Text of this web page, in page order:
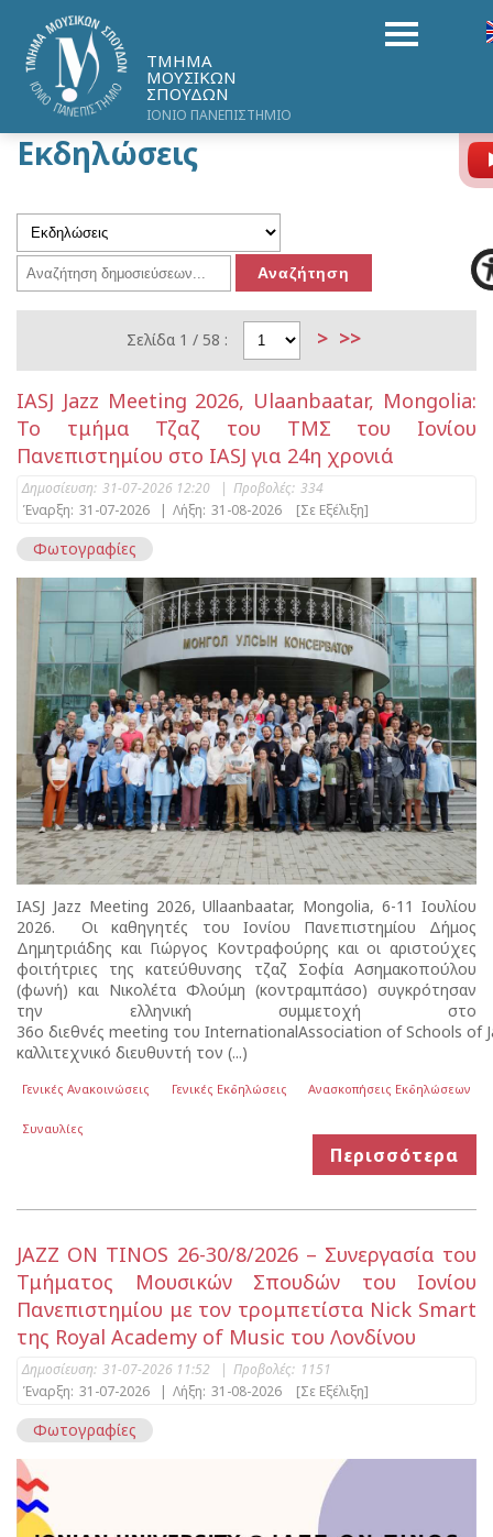
ΤΜΗΜΑ
ΜΟΥΣΙΚΩΝ
ΣΠΟΥΔΩΝ
ΙΟΝΙΟ ΠΑΝΕΠΙΣΤΗΜΙΟ
Εκδηλώσεις
Σελίδα 1 / 58 : > >>
IASJ Jazz Meeting 2026, Ulaanbaatar, Mongolia:
Το τμήμα Τζαζ του ΤΜΣ του Ιονίου
Πανεπιστημίου στο IASJ για 24η χρονιά
Δημοσίευση: 31-07-2026 12:20 | Προβολές: 334
Έναρξη: 31-07-2026 | Λήξη: 31-08-2026 [Σε Εξέλιξη]
Φωτογραφίες
IASJ Jazz Meeting 2026, Ullaanbaatar, Mongolia, 6-11 Ιουλίου
2026. Οι καθηγητές του Ιονίου Πανεπιστημίου Δήμος
Δημητριάδης και Γιώργος Κοντραφούρης και οι αριστούχες
φοιτήτριες της κατεύθυνσης τζαζ Σοφία Ασημακοπούλου
(φωνή) και Νικολέτα Φλούμη (κοντραμπάσο) συγκρότησαν
την ελληνική συμμετοχή στο
36o διεθνές meeting του InternationalAssociation of Schools of
καλλιτεχνικό διευθυντή τον (...)
Γενικές Ανακοινώσεις Γενικές Εκδηλώσεις Ανασκοπήσεις Εκδηλώσεων
Συναυλίες
Περισσότερα
JAZZ ON TINOS 26-30/8/2026 – Συνεργασία του
Τμήματος Μουσικών Σπουδών του Ιονίου
Πανεπιστημίου με τον τρομπετίστα Nick Smart
της Royal Academy of Music του Λονδίνου
Δημοσίευση: 31-07-2026 11:52 | Προβολές: 1151
Έναρξη: 31-07-2026 | Λήξη: 31-08-2026 [Σε Εξέλιξη]
Φωτογραφίες